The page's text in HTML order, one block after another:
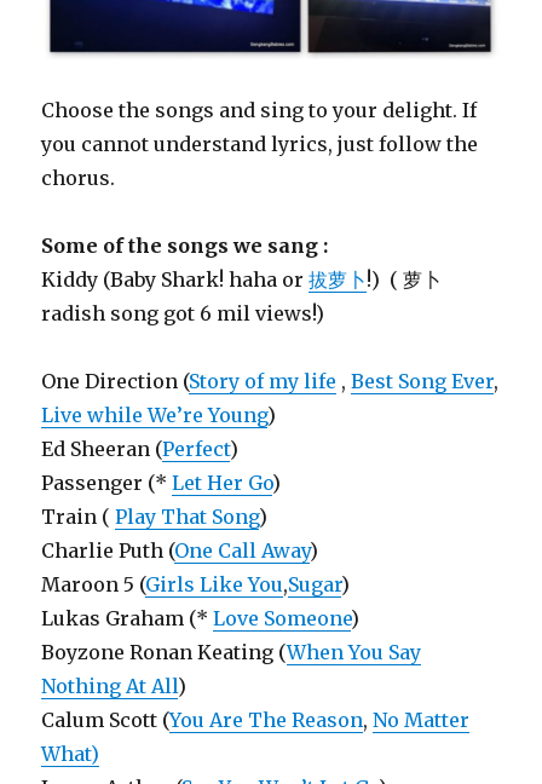
Choose the songs and sing to your delight. If
you cannot understand lyrics, just follow the
chorus.
Some of the songs we sang :
Kiddy (Baby Shark! haha or拔萝卜!) ( 萝卜
radish song got 6 mil views!)
One Direction (Story of my life ,Best Song Ever,
Live while We’re Young)
Ed Sheeran (Perfect)
Passenger (*Let Her Go)
Train (Play That Song)
Charlie Puth (One Call Away)
Maroon 5 (Girls Like You,Sugar)
Lukas Graham (*Love Someone)
Boyzone Ronan Keating (When You Say
Nothing At All)
Calum Scott (You Are The Reason,No Matter
What)